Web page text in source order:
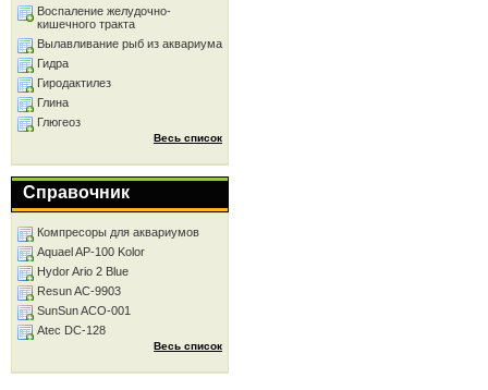
Воспаление желудочно-
кишечного тракта
Вылавливание рыб из аквариума
Гидра
Гиродактилез
Глина
Глюгеоз
Весь список
Справочник
Компресоры для аквариумов
Aquael AP-100 Kolor
Hydor Ario 2 Blue
Resun AC-9903
SunSun ACO-001
Atec DC-128
Весь список